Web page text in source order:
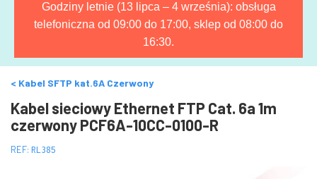
Godziny letnie (13 lipca – 4 września): obsługa
telefoniczna od 09:00 do 17:00, sklep od 08:00 do
16:30.
Kabel SFTP kat.6A Czerwony
Kabel sieciowy Ethernet FTP Cat. 6a 1m
czerwony PCF6A-10CC-0100-R
REF: RL385